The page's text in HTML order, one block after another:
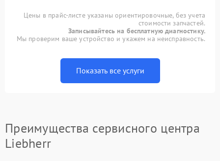
Цены в прайс-листе указаны ориентировочные, без учета
стоимости запчастей.
Записывайтесь на бесплатную диагностику.
Мы проверим ваше устройство и укажем на неисправность.
Показать все услуги
Преимущества сервисного центра
Liebherr